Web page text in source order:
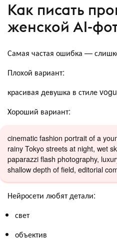
Как писать
женской AI-
Самая частая ошибка —
Плохой вариант:
красивая девушка в стиле
Хороший вариант:
cinematic fashion portrait of a
rainy Tokyo streets at night, wet
paparazzi flash photography,
shallow depth of field, editorial
Нейросети любят детали:
свет
объектив